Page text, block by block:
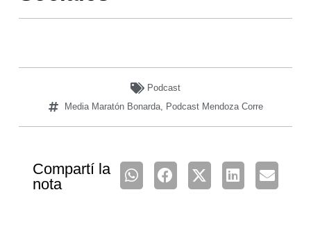
Podcast
Media Maratón Bonarda, Podcast Mendoza Corre
Compartí la
nota